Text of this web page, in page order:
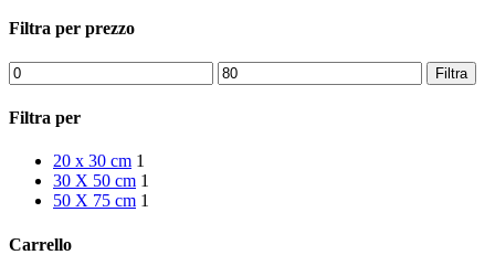
possono
scelte
nella
Filtra per prezzo
Prezzo
Min
Prezzo
Max
Filtra
Filtra per
20 x 30 cm 1
30 X 50 cm 1
50 X 75 cm 1
Carrello